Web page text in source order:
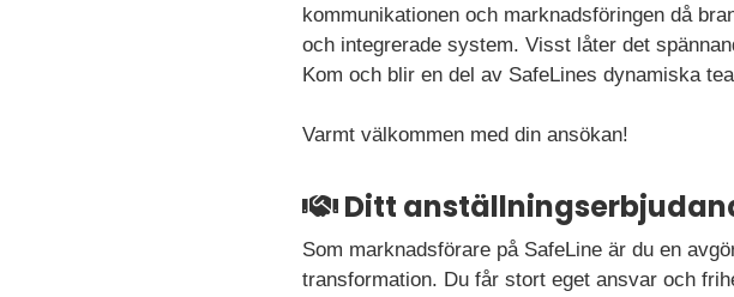
kommunikationen och marknadsföringen då
och integrerade system. Visst låter det
Kom och blir en del av SafeLines dynamiska
Varmt välkommen med din ansökan!
Ditt
Som marknadsförare på SafeLine är du en
transformation. Du får stort eget ansvar och